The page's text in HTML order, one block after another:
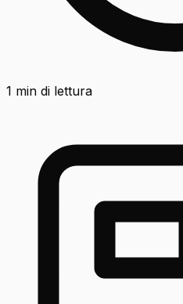
1 min di lettura